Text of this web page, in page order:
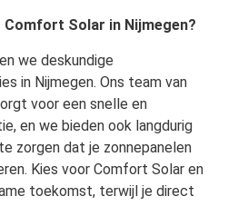
Comfort Solar in Nijmegen?
we deskundige
in Nijmegen. Ons team van
voor een snelle en
en we bieden ook langdurig
zorgen dat je zonnepanelen
Kies voor Comfort Solar en
toekomst, terwijl je direct